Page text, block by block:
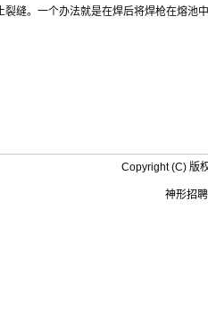
缝。一个办法就是在焊后将焊枪在熔池
Copyright (C) 版
神形招聘